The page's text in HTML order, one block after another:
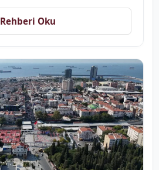
Rehberi Oku